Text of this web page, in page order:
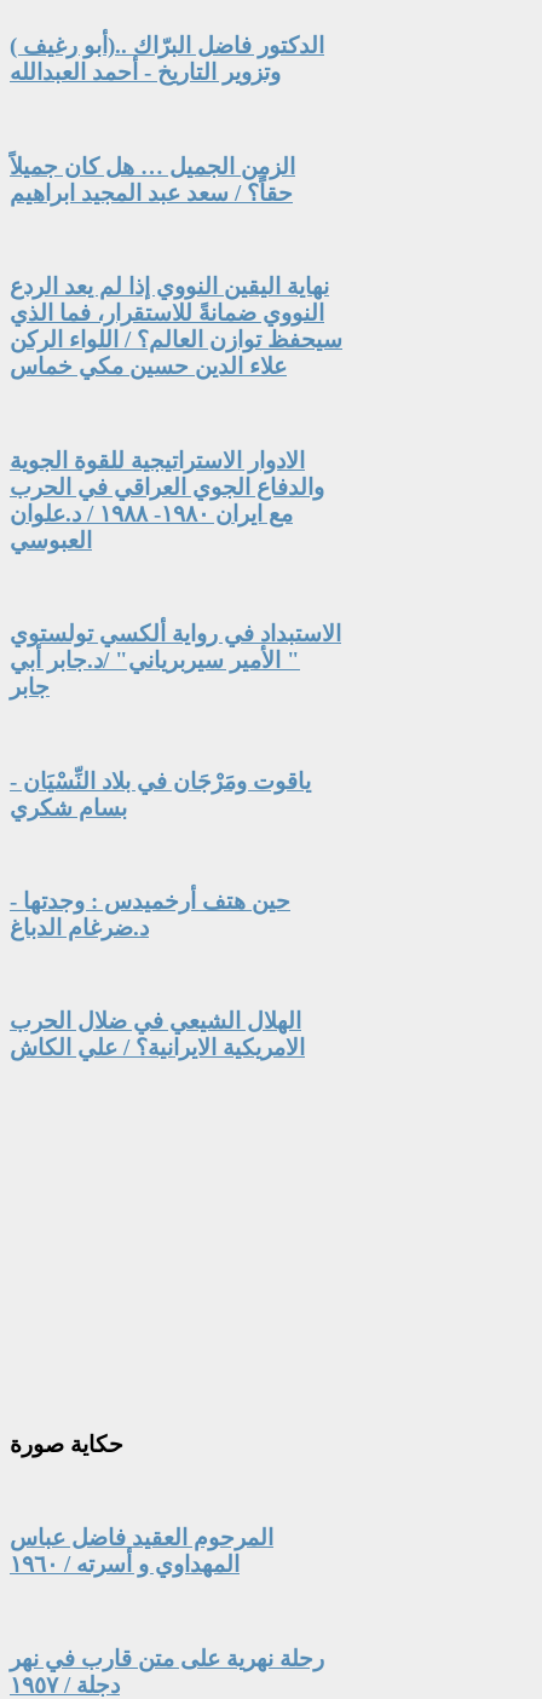
الدكتور فاضل البرّاك ..(أبو رغيف )
وتزوير التاريخ - أحمد العبدالله
الزمن الجميل … هل كان جميلاً
حقاً؟ / سعد عبد المجيد ابراهيم
نهاية اليقين النووي إذا لم يعد الردع
النووي ضمانةً للاستقرار، فما الذي
سيحفظ توازن العالم؟ / اللواء الركن
علاء الدين حسين مكي خماس
الادوار الاستراتيجية للقوة الجوية
والدفاع الجوي العراقي في الحرب
مع ايران ١٩٨٠- ١٩٨٨ / د.علوان
العبوسي
الاستبداد في رواية ألكسي تولستوي
" الأمير سيربرياني" /د.جابر أبي
جابر
ياقوت ومَرْجَان في بلاد النِّسْيَان -
بسام شكري
حين هتف أرخميدس : وجدتها -
د.ضرغام الدباغ
الهلال الشيعي في ضلال الحرب
الامريكية الايرانية؟ / علي الكاش
حكاية صورة
المرحوم العقيد فاضل عباس
المهداوي و أسرته / ١٩٦٠
رحلة نهرية على متن قارب في نهر
دجلة / ١٩٥٧